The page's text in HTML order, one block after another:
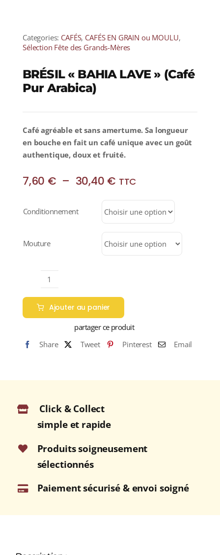
Categories: CAFÉS, CAFÉS EN GRAIN ou MOULU,
Sélection Fête des Grands-Mères
BRÉSIL « BAHIA LAVE » (Café
Pur Arabica)
Café agréable et sans amertume. Sa longueur
en bouche en fait un café unique avec un goût
authentique, doux et fruité.
7,60 € – 30,40 € Plage
prix :
7,60 €
à
30,40 €
TTC
Conditionnement
Mouture
quantité
de
BRÉSIL
"BAHIA
(Café
Ajouter au panier
partager ce produit
Share
Tweet Pinterest Email
Click & Collect
simple et rapide
Produits soigneusement
sélectionnés
Paiement sécurisé & envoi soigné